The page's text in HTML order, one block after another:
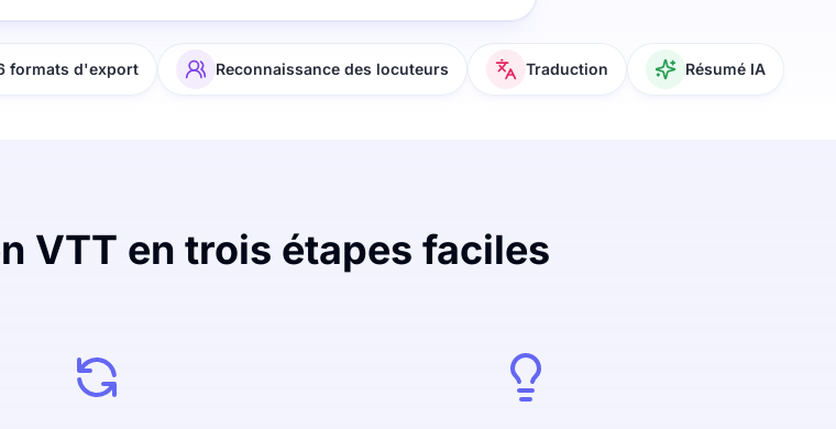
formats d'export Reconnaissance des locuteurs Traduction Résumé IA
VTT en trois étapes faciles